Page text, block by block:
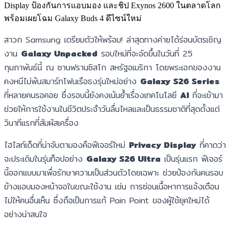
Display ป้องกันการแอบมอง และชิป Exynos 2600 ในตลาดโลก
พร้อมเผยโฉม Galaxy Buds 4 ดีไซน์ใหม่
สาวก Samsung เตรียมตัวให้พร้อม! ล่าสุดทางค่ายได้ร่อนบัตรเชิญ
งาน Galaxy Unpacked รอบใหม่ที่จะจัดขึ้นในวันที่ 25
กุมภาพันธ์นี้ ณ ซานฟรานซิสโก สหรัฐอเมริกา โดยพระเอกของงาน
คงหนีไม่พ้นสมาร์ทโฟนเรือธงรุ่นใหม่อย่าง Galaxy S26 Series
ที่หลายคนรอคอย ซึ่งรอบนี้ยังคงเน้นย้ำเรื่องเทคโนโลยี AI ที่จะเข้ามา
ช่วยให้การใช้งานในชีวิตประจำวันลื่นไหลและเป็นธรรมชาติที่สุดตั้งแต่
วินาทีแรกที่สัมผัสเครื่อง
ไฮไลท์เด็ดที่น่าจับตามองคือฟีเจอร์ใหม่ Privacy Display ที่คาดว่า
จะประเดิมในรุ่นท็อปอย่าง Galaxy S26 Ultra เป็นรุ่นแรก ฟีเจอร์
นี้ออกแบบมาเพื่อรักษาความเป็นส่วนตัวโดยเฉพาะ ช่วยป้องกันคนรอบ
ข้างแอบมองหน้าจอในขณะใช้งาน เช่น การซ่อนเนื้อหาการแจ้งเตือน
ไม่ให้คนอื่นเห็น ซึ่งถือเป็นการแก้ Pain Point ของผู้ใช้ยุคใหม่ได้
อย่างน่าสนใจ